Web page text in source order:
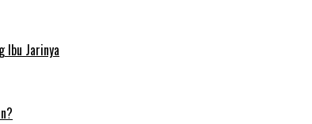
Ibu Jarinya